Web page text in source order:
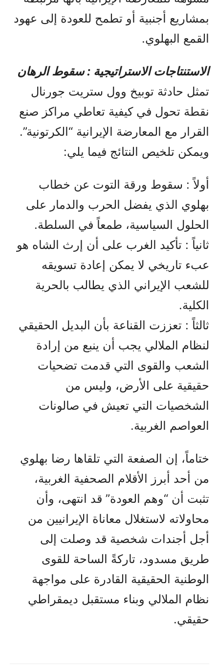
بمشاريع أجنبية أو تطمح للعودة إلى عهود
القمع البهلوي.
الاستنتاجات الاستراتيجية : سقوط الرهان
تمثل حادثة توبيخ وول ستريت جورنال
نقطة تحول في كيفية تعاطي مراكز صنع
القرار مع المعارضة الإيرانية “الكرتونية”.
ويمكن تلخيص النتائج فيما يلي:
أولاً : سقوط ورقة التوت عن خطاب
بهلوي الذي يفضل الحرب والدمار على
الحلول السياسية، طمعاً في السلطة.
ثانياً : تأكيد الغرب على أن إرث الشاه هو
عبء تاريخي لا يمكن إعادة تسويقه
للشعب الإيراني الذي يطالب بالحرية
الكلية.
ثالثاً : تعززت القناعة بأن البديل الحقيقي
لنظام الملالي يجب أن ينبع من إرادة
الشعب والقوى التي قدمت تضحيات
حقيقية على الأرض، وليس من
الشخصيات التي تعيش في صالونات
العواصم الغربية.
ختاماً، إن الصفعة التي تلقاها رضا بهلوي
من أحد أبرز الأقلام الصحفية الغربية،
تثبت أن “وهم العودة” قد انتهى، وأن
محاولاته لاستغلال معاناة الإيرانيين من
أجل أجندات شخصية قد وصلت إلى
طريق مسدود، تاركةً الساحة للقوى
الوطنية الحقيقية القادرة على مواجهة
نظام الملالي وبناء مستقبل ديمقراطي
حقيقي.